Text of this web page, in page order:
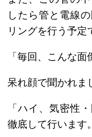
したら管と電線
リングを行う予定
「毎回、こんな
呆れ顔で聞かれま
「ハイ、気密性
徹底して行います